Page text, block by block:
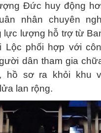
Đức huy động
nhân chuyên
lực lượng hỗ trợ từ
Lộc phối hợp với
dân tham gia
hồ sơ ra khỏi khu
lan rộng.